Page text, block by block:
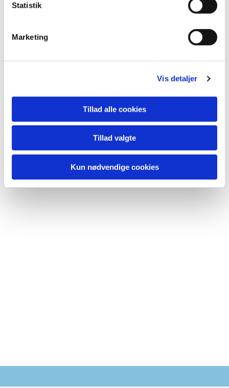
Statistik
Marketing
Vis detaljer
Tillad alle cookies
Tillad valgte
Kun nødvendige cookies
Du vil måske også kunne lide...